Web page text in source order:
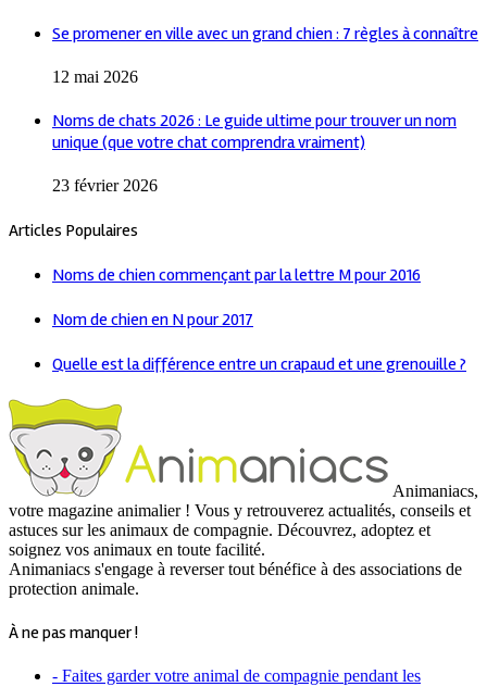
Se promener en ville avec un grand chien : 7 règles à connaître
12 mai 2026
Noms de chats 2026 : Le guide ultime pour trouver un nom
unique (que votre chat comprendra vraiment)
23 février 2026
Articles Populaires
Noms de chien commençant par la lettre M pour 2016
Nom de chien en N pour 2017
Quelle est la différence entre un crapaud et une grenouille ?
Animaniacs,
votre magazine animalier ! Vous y retrouverez actualités, conseils et
astuces sur les animaux de compagnie. Découvrez, adoptez et
soignez vos animaux en toute facilité.
Animaniacs s'engage à reverser tout bénéfice à des associations de
protection animale.
À ne pas manquer !
- Faites garder votre animal de compagnie pendant les